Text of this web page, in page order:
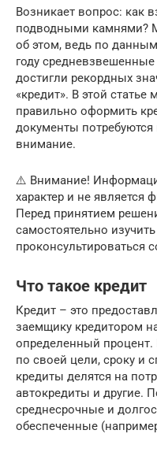
Возникает вопрос: как
подводными камнями?
об этом, ведь по
году
достигли рекордных
«кредит». В этой
правильно оформить
документы потребуются
внимание.
⚠️ Внимание!
характер и не является
Перед принятием
самостоятельно
проконсультироваться
Что такое кредит
Кредит – это
заемщику кредитором
определенный
по своей цели, сроку и
кредиты делятся на
автокредиты и другие.
среднесрочные и
обеспеченные